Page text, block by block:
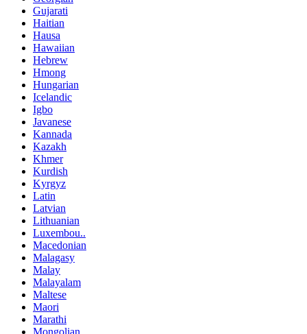
Gujarati
Haitian
Hausa
Hawaiian
Hebrew
Hmong
Hungarian
Icelandic
Igbo
Javanese
Kannada
Kazakh
Khmer
Kurdish
Kyrgyz
Latin
Latvian
Lithuanian
Luxembou..
Macedonian
Malagasy
Malay
Malayalam
Maltese
Maori
Marathi